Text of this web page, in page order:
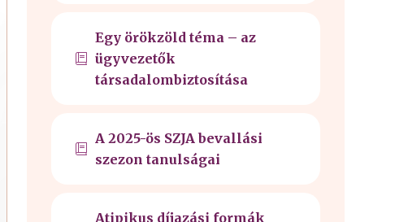
Egy örökzöld téma – az
ügyvezetők
társadalombiztosítása
A 2025-ös SZJA bevallási
szezon tanulságai
Atipikus díjazási formák